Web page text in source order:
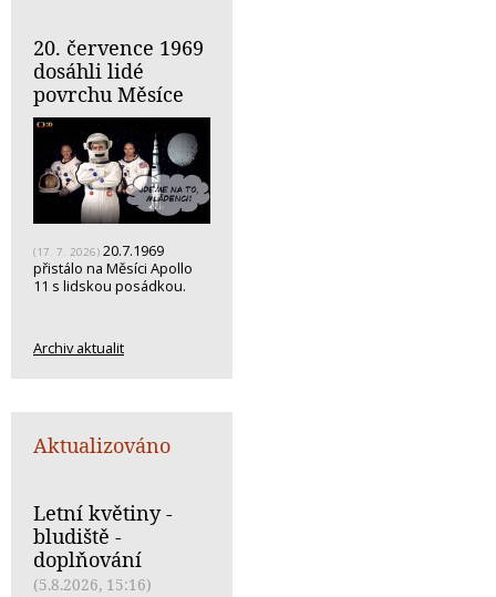
20. července 1969
dosáhli lidé
povrchu Měsíce
(17. 7. 2026) 20.7.1969
přistálo na Měsíci Apollo
11 s lidskou posádkou.
Archiv aktualit
Aktualizováno
Letní květiny -
bludiště -
doplňování
(5.8.2026, 15:16)